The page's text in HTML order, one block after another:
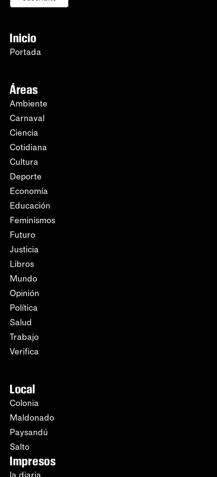
Inicio
Portada
Áreas
Ambiente
Carnaval
Ciencia
Cotidiana
Cultura
Deporte
Economía
Educación
Feminismos
Futuro
Justicia
Libros
Mundo
Opinión
Política
Salud
Trabajo
Verifica
Local
Colonia
Maldonado
Paysandú
Salto
Impresos